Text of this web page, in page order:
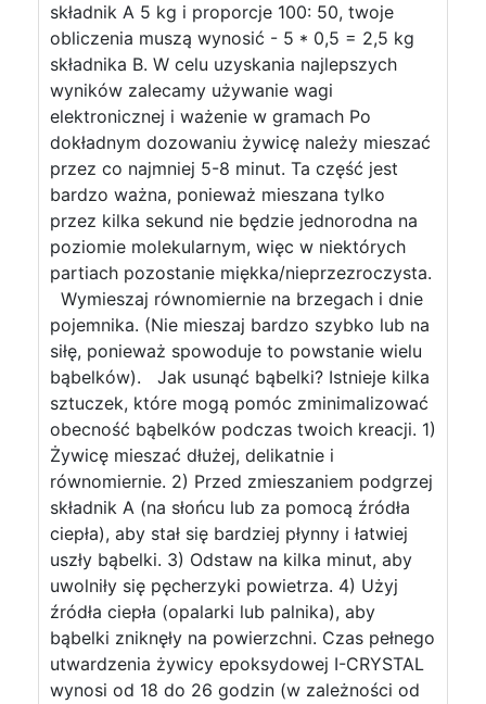
składnik A 5 kg i proporcje 100: 50, twoje
obliczenia muszą wynosić - 5 * 0,5 = 2,5 kg
składnika B. W celu uzyskania najlepszych
wyników zalecamy używanie wagi
elektronicznej i ważenie w gramach Po
dokładnym dozowaniu żywicę należy mieszać
przez co najmniej 5-8 minut. Ta część jest
bardzo ważna, ponieważ mieszana tylko
przez kilka sekund nie będzie jednorodna na
poziomie molekularnym, więc w niektórych
partiach pozostanie miękka/nieprzezroczysta.
Wymieszaj równomiernie na brzegach i dnie
pojemnika. (Nie mieszaj bardzo szybko lub na
siłę, ponieważ spowoduje to powstanie wielu
bąbelków). Jak usunąć bąbelki? Istnieje kilka
sztuczek, które mogą pomóc zminimalizować
obecność bąbelków podczas twoich kreacji. 1)
Żywicę mieszać dłużej, delikatnie i
równomiernie. 2) Przed zmieszaniem podgrzej
składnik A (na słońcu lub za pomocą źródła
ciepła), aby stał się bardziej płynny i łatwiej
uszły bąbelki. 3) Odstaw na kilka minut, aby
uwolniły się pęcherzyki powietrza. 4) Użyj
źródła ciepła (opalarki lub palnika), aby
bąbelki zniknęły na powierzchni. Czas pełnego
utwardzenia żywicy epoksydowej I-CRYSTAL
wynosi od 18 do 26 godzin (w zależności od